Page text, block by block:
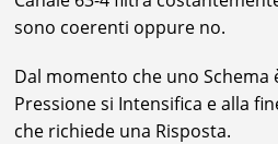
sono coerenti oppure no.
Dal momento che uno Schema
Pressione si Intensifica e alla
che richiede una Risposta.